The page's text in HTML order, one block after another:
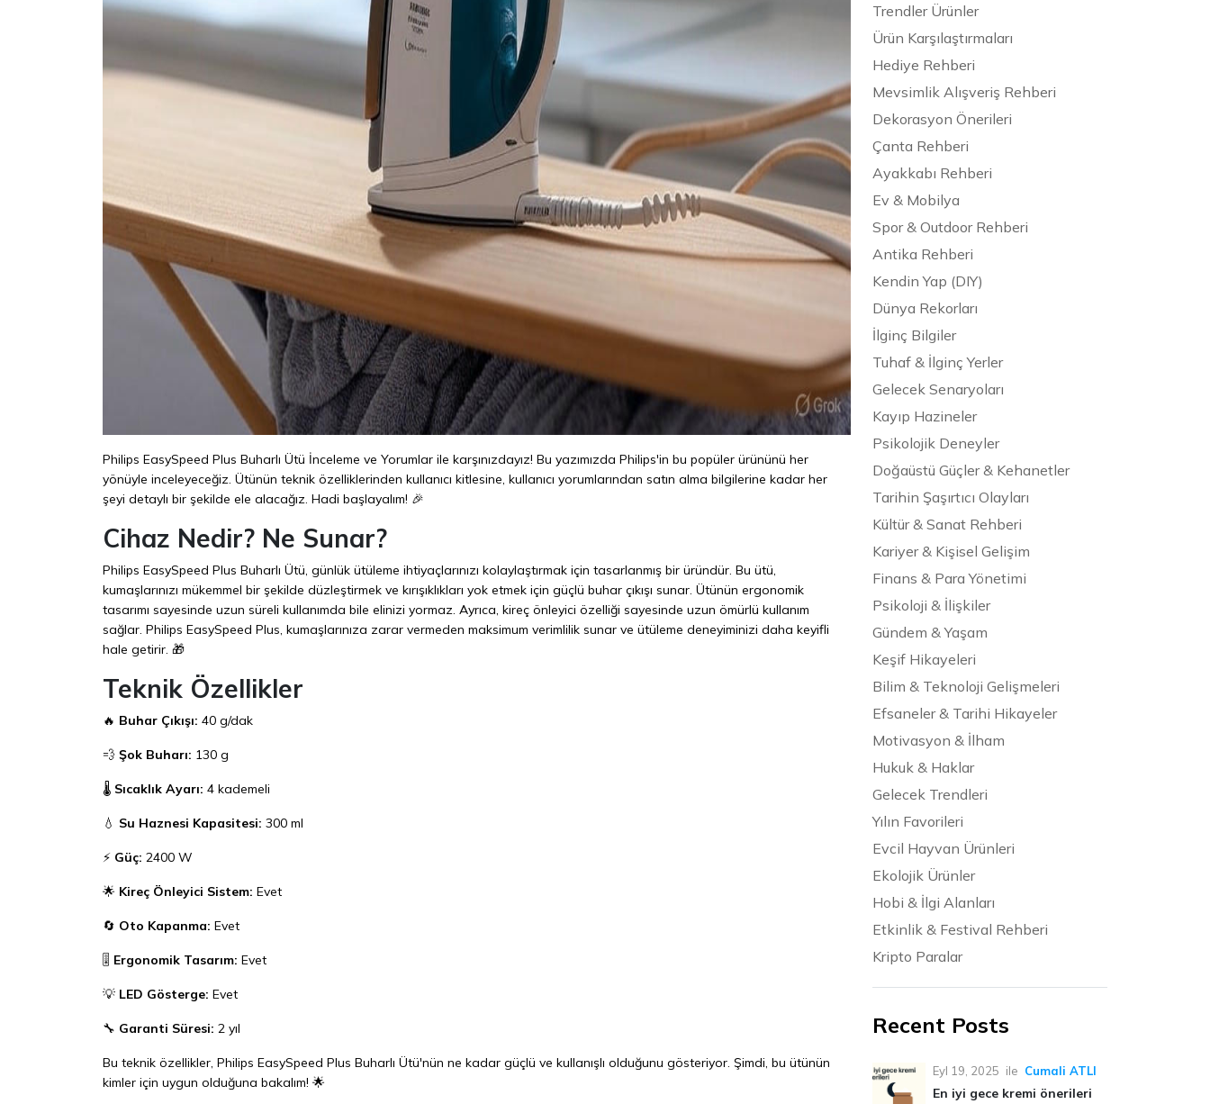
Philips EasySpeed Plus Buharlı Ütü İnceleme ve Yorumlar ile karşınızdayız! Bu yazımızda Philips'in bu popüler ürününü her
yönüyle inceleyeceğiz. Ütünün teknik özelliklerinden kullanıcı kitlesine, kullanıcı yorumlarından satın alma bilgilerine kadar her
şeyi detaylı bir şekilde ele alacağız. Hadi başlayalım! 🎉
Cihaz Nedir? Ne Sunar?
Philips EasySpeed Plus Buharlı Ütü, günlük ütüleme ihtiyaçlarınızı kolaylaştırmak için tasarlanmış bir üründür. Bu ütü,
kumaşlarınızı mükemmel bir şekilde düzleştirmek ve kırışıklıkları yok etmek için güçlü buhar çıkışı sunar. Ütünün ergonomik
tasarımı sayesinde uzun süreli kullanımda bile elinizi yormaz. Ayrıca, kireç önleyici özelliği sayesinde uzun ömürlü kullanım
sağlar. Philips EasySpeed Plus, kumaşlarınıza zarar vermeden maksimum verimlilik sunar ve ütüleme deneyiminizi daha keyifli
hale getirir. 🎁
Teknik Özellikler
🔥 Buhar Çıkışı: 40 g/dak
💨 Şok Buharı: 130 g
🌡️ Sıcaklık Ayarı: 4 kademeli
💧 Su Haznesi Kapasitesi: 300 ml
⚡ Güç: 2400 W
🌟 Kireç Önleyici Sistem: Evet
🔄 Oto Kapanma: Evet
🎚️ Ergonomik Tasarım: Evet
💡 LED Gösterge: Evet
🔧 Garanti Süresi: 2 yıl
Bu teknik özellikler, Philips EasySpeed Plus Buharlı Ütü'nün ne kadar güçlü ve kullanışlı olduğunu gösteriyor. Şimdi, bu ütünün
kimler için uygun olduğuna bakalım! 🌟
Trendler Ürünler
Ürün Karşılaştırmaları
Hediye Rehberi
Mevsimlik Alışveriş Rehberi
Dekorasyon Önerileri
Çanta Rehberi
Ayakkabı Rehberi
Ev & Mobilya
Spor & Outdoor Rehberi
Antika Rehberi
Kendin Yap (DIY)
Dünya Rekorları
İlginç Bilgiler
Tuhaf & İlginç Yerler
Gelecek Senaryoları
Kayıp Hazineler
Psikolojik Deneyler
Doğaüstü Güçler & Kehanetler
Tarihin Şaşırtıcı Olayları
Kültür & Sanat Rehberi
Kariyer & Kişisel Gelişim
Finans & Para Yönetimi
Psikoloji & İlişkiler
Gündem & Yaşam
Keşif Hikayeleri
Bilim & Teknoloji Gelişmeleri
Efsaneler & Tarihi Hikayeler
Motivasyon & İlham
Hukuk & Haklar
Gelecek Trendleri
Yılın Favorileri
Evcil Hayvan Ürünleri
Ekolojik Ürünler
Hobi & İlgi Alanları
Etkinlik & Festival Rehberi
Kripto Paralar
Recent Posts
Eyl 19, 2025 ile Cumali ATLI
En iyi gece kremi önerileri